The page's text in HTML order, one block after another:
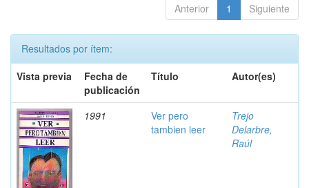
Anterior 1 Siguiente
Resultados por ítem:
Vista previa
Fecha de
publicación
Título Autor(es)
1991
Ver pero
tambien leer
Trejo
Delarbre,
Raúl